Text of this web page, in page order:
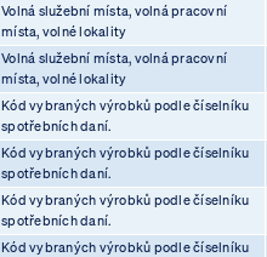
Volná služební místa, volná pracovní
místa, volné lokality
Volná služební místa, volná pracovní
místa, volné lokality
Kód vybraných výrobků podle číselníku
spotřebních daní.
Kód vybraných výrobků podle číselníku
spotřebních daní.
Kód vybraných výrobků podle číselníku
spotřebních daní.
Kód vybraných výrobků podle číselníku